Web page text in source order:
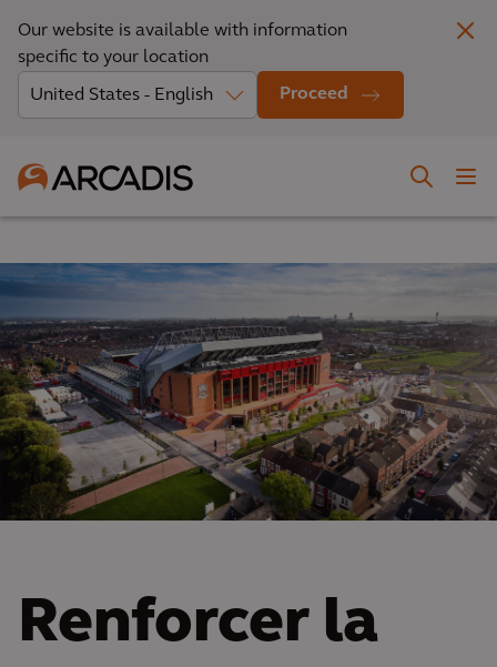
Our website is available with information
specific to your location
Proceed
Renforcer la